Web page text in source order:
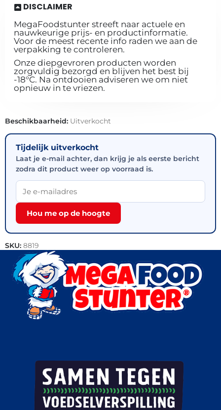
DISCLAIMER
MegaFoodstunter streeft naar actuele en
nauwkeurige prijs- en productinformatie.
Voor de meest recente info raden we aan de
verpakking te controleren.
Onze diepgevroren producten worden
zorgvuldig bezorgd en blijven het best bij
-18°C. Na ontdooien adviseren we om niet
opnieuw in te vriezen.
Beschikbaarheid: Uitverkocht
Tijdelijk uitverkocht
Laat je e-mail achter, dan krijg je als eerste bericht
zodra dit product weer op voorraad is.
Hou me op de hoogte
SKU: 8819
Categorie: Kip